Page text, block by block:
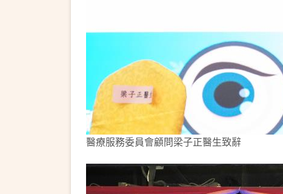
醫療服務委員會顧問梁子正醫生致辭